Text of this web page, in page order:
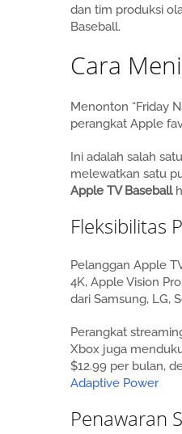
dan tim produksi
Baseball.
Cara
Menonton “Friday
perangkat Apple
Ini adalah salah
melewatkan satu
Apple TV Baseball
Fleksibilitas
Pelanggan Apple
4K, Apple Vision
dari Samsung, LG,
Perangkat
Xbox juga
$12.99 per bulan,
Adaptive Power
Penawaran